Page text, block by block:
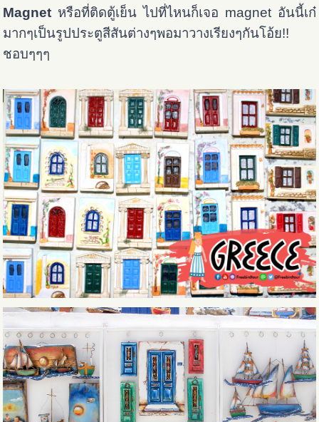
Magnet หรือที่ติดตู้เย็น ไปที่ไหนก็เจอ magnet อันนี้เก๋
มากๆเป็นรูปประตูสีสันต่างๆพอมาวางเรียงๆกันโอ้ย!!
ชอบๆๆๆ